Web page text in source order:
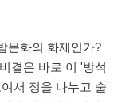
문화의 화제인가?
결은 바로 이 '방석
서 정을 나누고 술